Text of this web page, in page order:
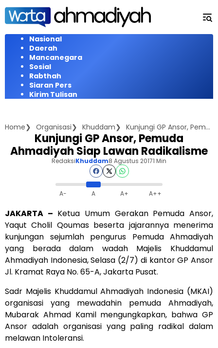
Langsung
konten
Nasional
Daerah
Mancanegara
Sosial
Rabthah
Siaran Pers
Kirim Tulisan
Home Organisasi Khuddam Kunjungi GP Ansor, Pemuda Ahmadiyah Siap Lawan Radikalisme
Kunjungi GP Ansor, Pemuda
Ahmadiyah Siap Lawan Radikalisme
RedaksiKhuddam8 Agustus 20171 Min
A- A A+ A++
JAKARTA – Ketua Umum Gerakan Pemuda Ansor,
Yaqut Cholil Qoumas beserta jajarannya menerima
kunjungan sejumlah pengurus Pemuda Ahmadiyah
yang berada dalam wadah Majelis Khuddamul
Ahmadiyah Indonesia, Selasa (2/7) di kantor GP Ansor
Jl. Kramat Raya No. 65-A, Jakarta Pusat.
Sadr Majelis Khuddamul Ahmadiyah Indonesia (MKAI)
organisasi yang mewadahin pemuda Ahmadiyah,
Mubarak Ahmad Kamil mengungkapkan, bahwa GP
Ansor adalah organisasi yang paling radikal dalam
melawan Intoleransi.